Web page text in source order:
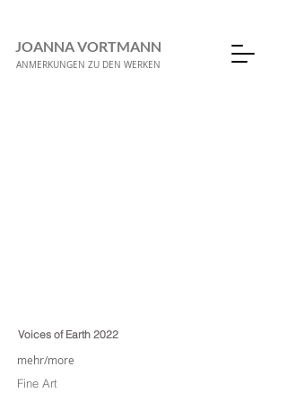
JOANNA VORTMANN
ANMERKUNGEN ZU DEN WERKEN
Voices of Earth 2022
mehr/more
Fine Art